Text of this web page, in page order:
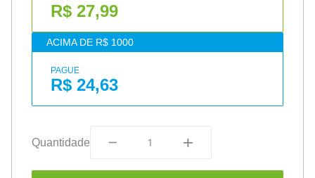
R$ 27,99
ACIMA DE R$ 1000
PAGUE
R$ 24,63
Quantidade